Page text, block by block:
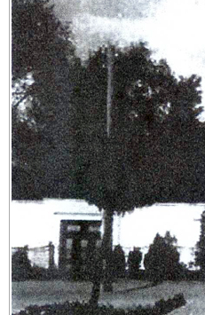
„Podľa získaných
pamiatkovému úradu
presťahovania pomníka
mesta, kde bude mimo
návštevníkov? To
Pamätník premiestniť
choré názory, že by ho